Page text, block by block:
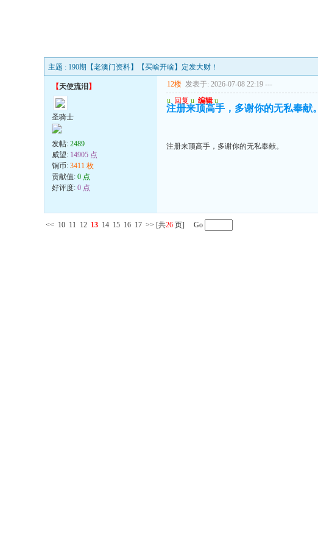
主题 : 190期【老澳门资料】【买啥开啥】定发大财！
【天使流泪 】
圣骑士
发帖: 2489
威望: 14905 点
铜币: 3411 枚
贡献值: 0 点
好评度: 0 点
12楼 发表于: 2026-07-08 22:19 ---
u 回复 u 编辑 u
注册来顶高手，多谢你的无私奉献。
注册来顶高手，多谢你的无私奉献。
<< 10 11 12 13 14 15 16 17 >> [共26 页] Go